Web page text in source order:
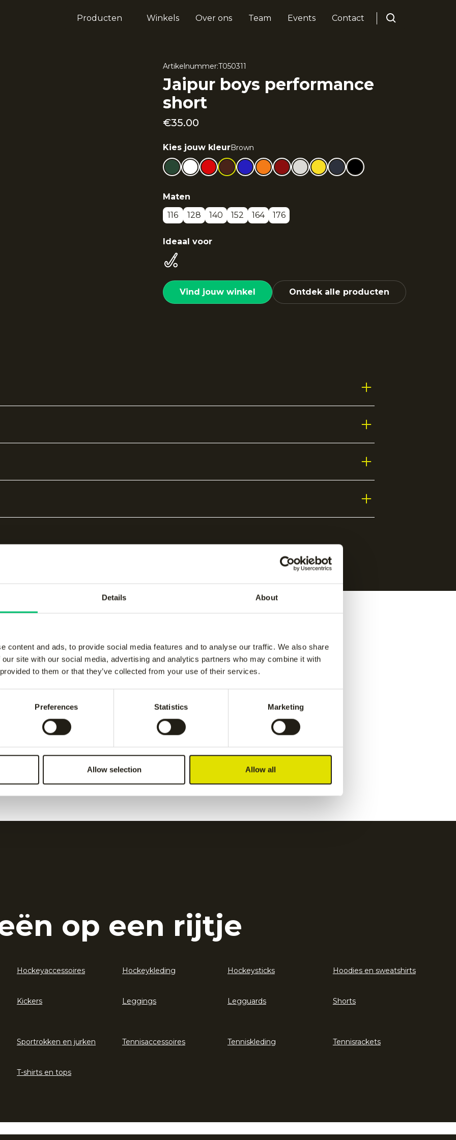
Details About
content and ads, to provide social media features and to analyse our traffic. We also share
site with our social media, advertising and analytics partners who may combine it with
to them or that they’ve collected from your use of their services.
Preferences Statistics Marketing
Allow selection Allow all
Producten Winkels Over ons Team Events Contact
Artikelnummer:T050311
Jaipur boys performance
short
€35.00
Kies jouw kleurBrown
Maten
116
128 140 152 164 176
Ideaal voor
Vind jouw winkel Ontdek alle producten
producten
performance pant-
Jaipur kids performance pant-
Jaipur kids performance pant
navy
50.00
€60.00
op een rijtje
Hockeyaccessoires Hockeykleding Hockeysticks Hoodies en sweatshirts
Kickers Leggings Legguards Shorts
Sportrokken en jurken Tennisaccessoires Tenniskleding Tennisrackets
T-shirts en tops